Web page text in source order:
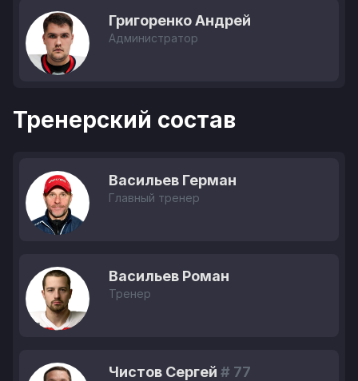
Григоренко Андрей
Администратор
Тренерский состав
Васильев Герман
Главный тренер
Васильев Роман
Тренер
Чистов Сергей # 77